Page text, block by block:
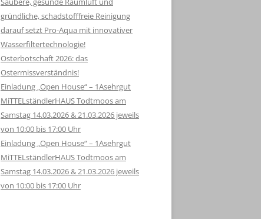
gründliche, schadstofffreie Reinigung
darauf setzt Pro-Aqua mit innovativer
Wasserfiltertechnologie!
Osterbotschaft 2026: das
Ostermissverständnis!
Einladung „Open House“ – 1Asehrgut
MiTTELständlerHAUS Todtmoos am
Samstag 14.03.2026 & 21.03.2026 jeweils
von 10:00 bis 17:00 Uhr
Einladung „Open House“ – 1Asehrgut
MiTTELständlerHAUS Todtmoos am
Samstag 14.03.2026 & 21.03.2026 jeweils
von 10:00 bis 17:00 Uhr